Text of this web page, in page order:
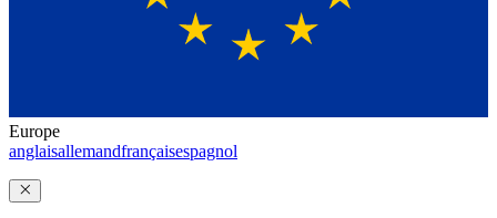
Europe
anglaisallemandfrançaisespagnol